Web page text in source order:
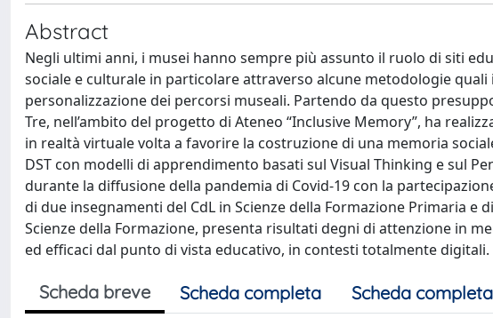
Abstract
Negli ultimi anni, i musei hanno sempre più assunto il ruolo di siti
sociale e culturale in particolare attraverso alcune metodologie quali
personalizzazione dei percorsi museali. Partendo da questo
Tre, nell’ambito del progetto di Ateneo “Inclusive Memory”, ha
in realtà virtuale volta a favorire la costruzione di una memoria
DST con modelli di apprendimento basati sul Visual Thinking e sul
durante la diffusione della pandemia di Covid-19 con la
di due insegnamenti del CdL in Scienze della Formazione Primaria e
Scienze della Formazione, presenta risultati degni di attenzione in
ed efficaci dal punto di vista educativo, in contesti totalmente digitali.
Scheda breve Scheda completa Scheda